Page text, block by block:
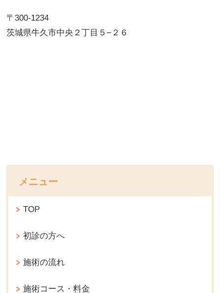
〒300-1234
茨城県牛久市中央２丁目５−２６
メニュー
TOP
初診の方へ
施術の流れ
施術コース・料金